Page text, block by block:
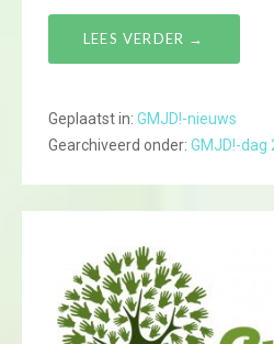
LEES VERDER →
Geplaatst in: GMJD!-nieuws
Gearchiveerd onder: GMJD!-dag